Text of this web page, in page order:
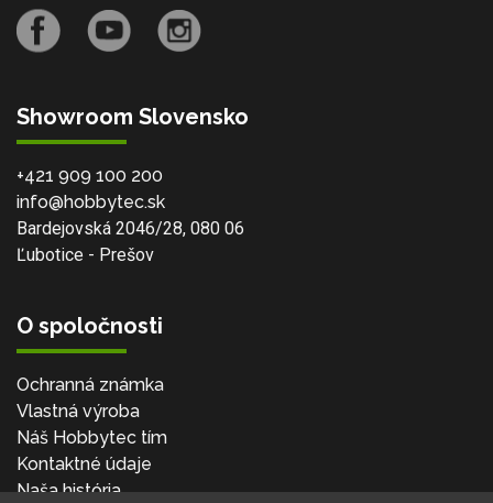
Showroom Slovensko
+421 909 100 200
info@hobbytec.sk
Bardejovská 2046/28, 080 06
Ľubotice - Prešov
O spoločnosti
Ochranná známka
Vlastná výroba
Náš Hobbytec tím
Kontaktné údaje
Naša história